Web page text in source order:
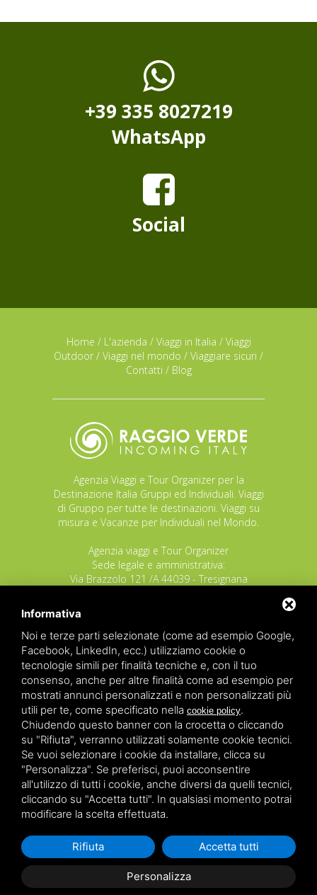
+39 335 8027219
WhatsApp
Social
Home / L'azienda / Viaggi in Italia / Viaggi
Outdoor / Viaggi nel mondo / Viaggiare sicuri /
Contatti / Blog
Agenzia Viaggi e Tour Organizer per la
Destinazione Italia Gruppi ed Individuali. Viaggi
di Gruppo per tutte le destinazioni. Viaggi su
misura e Vacanze per Individuali nel Mondo.
Agenzia viaggi e Tour Organizer
Sede legale e amministrativa:
Via Brazzolo 121 /A 44039 - Tresignana
POLIZZA RESPONSABILITA' CIVILE REVO N.
OX00020791 valida dal 12/11/2025 al
12/11/2026
POLIZZA FONDO GARANZIA INSOLVENZA
REVO N. OX00043679 valida dal 03/03/26 al
03/03/27
Copyrights – 2026 Raggio Verde Incoming Italy by Raggio
Verde Incoming Italy di Nagliati dott.ssa Ilaria –
Deltacommerce srlAll rights reserved.
Partita IVA 01428530388 - C.F NGLLRI66L56D548L - Numero
REA - Camera di Commercio Ferrara 166627/1998 Licenza
agenzia di viaggio: autorizzazione Provincia di Ferrara n.
102131 del 02 Dicembre 2008 -
Sitemap - Privacy Legal
Informativa
Noi e terze parti selezionate (come ad esempio Google,
Facebook, LinkedIn, ecc.) utilizziamo cookie o
tecnologie simili per finalità tecniche e, con il tuo
consenso, anche per altre finalità come ad esempio per
mostrati annunci personalizzati e non personalizzati più
utili per te, come specificato nella cookie policy.
Chiudendo questo banner con la crocetta o cliccando
su "Rifiuta", verranno utilizzati solamente cookie tecnici.
Se vuoi selezionare i cookie da installare, clicca su
"Personalizza". Se preferisci, puoi acconsentire
all'utilizzo di tutti i cookie, anche diversi da quelli tecnici,
cliccando su "Accetta tutti". In qualsiasi momento potrai
modificare la scelta effettuata.
Personalizza
Rifiuta Accetta tutti